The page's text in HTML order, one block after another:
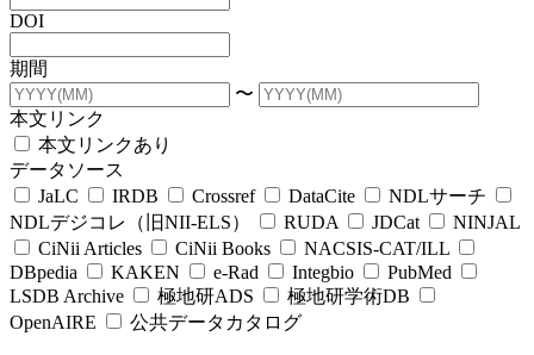
DOI
期間
〜
本文リンク
本文リンクあり
データソース
JaLC
IRDB Crossref DataCite
NDLサーチ
NDLデジコレ（旧NII-ELS）
RUDA JDCat
NINJAL
CiNii Articles
CiNii Books
NACSIS-CAT/ILL
DBpedia
KAKEN e-Rad Integbio
PubMed
LSDB Archive
極地研ADS
極地研学術DB
OpenAIRE
公共データカタログ